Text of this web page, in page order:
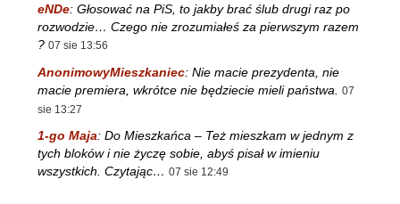
eNDe: Głosować na PiS, to jakby brać ślub drugi raz po
rozwodzie… Czego nie zrozumiałeś za pierwszym razem
? 07 sie 13:56
AnonimowyMieszkaniec: Nie macie prezydenta, nie
macie premiera, wkrótce nie będziecie mieli państwa.
07
sie 13:27
1-go Maja: Do Mieszkańca – Też mieszkam w jednym z
tych bloków i nie życzę sobie, abyś pisał w imieniu
wszystkich. Czytając… 07 sie 12:49